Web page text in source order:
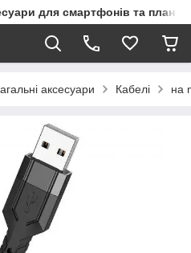
для смартфонів та
аксесуари Кабелі на